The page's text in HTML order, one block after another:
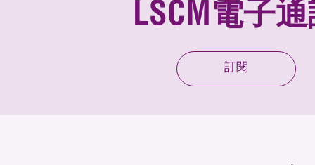
LSCM電子
訂閱